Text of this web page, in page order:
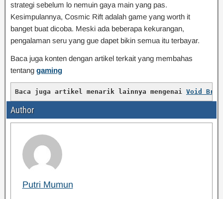
strategi sebelum lo nemuin gaya main yang pas.
Kesimpulannya, Cosmic Rift adalah game yang worth it
banget buat dicoba. Meski ada beberapa kekurangan,
pengalaman seru yang gue dapet bikin semua itu terbayar.
Baca juga konten dengan artikel terkait yang membahas
tentang gaming
Baca juga artikel menarik lainnya mengenai Void
Author
Putri Mumun